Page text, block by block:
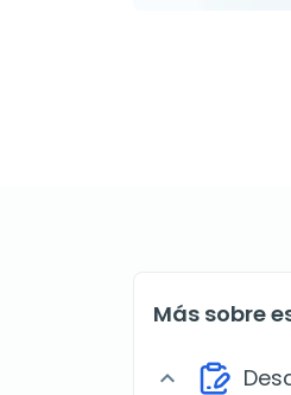
Más sobre
expand_more